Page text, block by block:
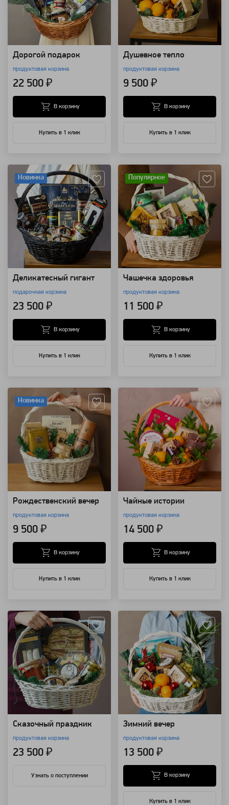
Дорогой подарок
продуктовая корзина
22 500 ₽
Купить в 1 клик
В корзину
Душевное тепло
продуктовая корзина
9 500 ₽
Купить в 1 клик
В корзину
Новинка
Деликатесный гигант
подарочная корзина
23 500 ₽
Купить в 1 клик
В корзину
Популярное
Чашечка здоровья
продуктовая корзина
11 500 ₽
Купить в 1 клик
В корзину
Новинка
Рождественский вечер
продуктовая корзина
9 500 ₽
Купить в 1 клик
В корзину
Чайные истории
продуктовая корзина
14 500 ₽
Купить в 1 клик
В корзину
Сказочный праздник
продуктовая корзина
23 500 ₽
Узнать о поступлении
Зимний вечер
продуктовая корзина
13 500 ₽
Купить в 1 клик
В корзину